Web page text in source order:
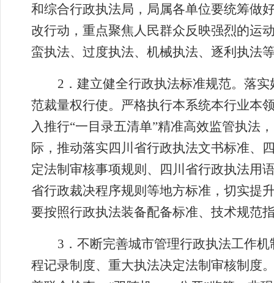
和综合行政执法局， 局属各单位要统筹做
改行动，重点聚焦人民群众反映强烈的运
蛮执法、过度执法、机械执法、逐利执法
2 ． 建立健全行政执法标准规范。落
范裁量权行使。严格执行本系统本行业本
入推行“一目录五清单”精准高效监管执法
际，推动落实四川省行政执法文书标准、
定法制审核事项规则、四川省行政执法用
省行政裁决程序规则等地方标准，切实提
要按照行政执法装备配备标准、技术规范
3 ． 不断完善城市管理行政执法工作
程记录制度、重大执法决定法制审核制度